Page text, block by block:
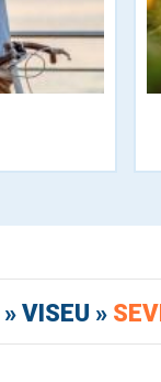
» VISEU »